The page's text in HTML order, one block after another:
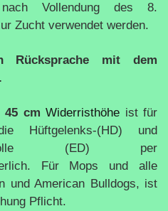
Vollendung des 8.
Zucht verwendet werden.
Rücksprache mit dem
45 cmWiderristhöhe ist für
Hüftgelenks-(HD) und
Kontrolle (ED) per
Für Mops und alle
und American Bulldogs, ist
Pflicht.